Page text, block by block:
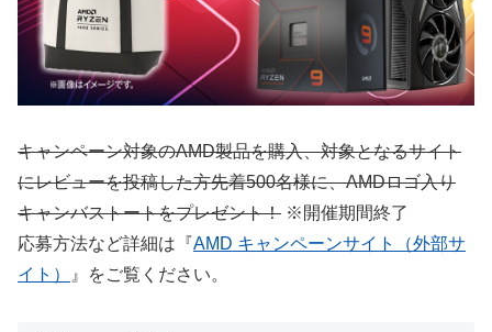
キャンペーン対象のAMD製品を購入、対象となるサイト
にレビューを投稿した方先着500名様に、AMDロゴ入り
キャンバストートをプレゼント！ ※開催期間終了
応募方法など詳細は『AMD キャンペーンサイト（外部サ
イト）
』をご覧ください。